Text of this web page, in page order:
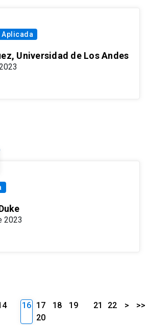
Universidad de Los Andes
2023
16 17 18
19
20
21 22 > >>